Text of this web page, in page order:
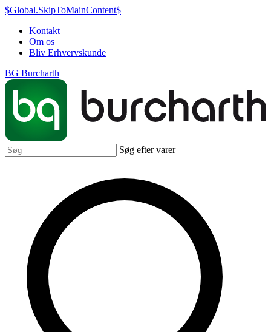
$Global.SkipToMainContent$
Kontakt
Om os
Bliv Erhvervskunde
BG Burcharth
Søg efter varer